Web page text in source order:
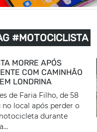
#MOTOCICLISTA
MORRE APÓS
COM CAMINHÃO
LONDRINA
de Faria Filho, de 58
local após perder o
durante